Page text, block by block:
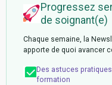
Progressez
de soignant(e)
Chaque semaine, la
apporte de quoi avancer
Des astuces
formation